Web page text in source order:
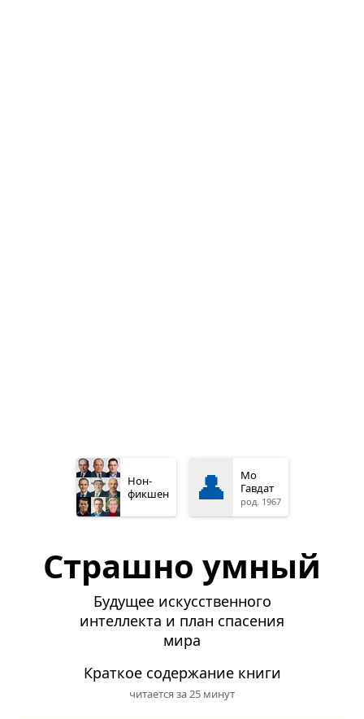
Нон­
фикшен
👤
Мо
Гавдат
род. 1967
Страшно умный
Будущее искусственного
интеллекта и план спасения
мира
Краткое содержание книги
читается за 25 минут